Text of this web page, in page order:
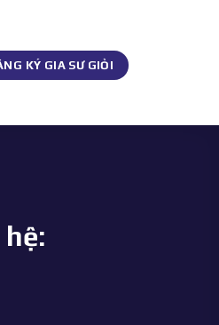
KÝ GIA SƯ GIỎI